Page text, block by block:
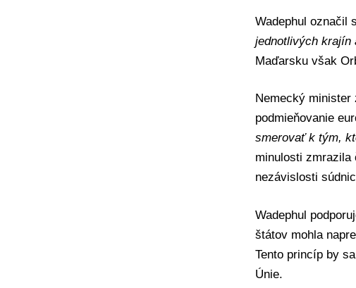
Wadephul označil
jednotlivých krajín
Maďarsku však
Nemecký minister
podmieňovanie
smerovať k tým,
minulosti zmrazila
nezávislosti
Wadephul
štátov mohla
Tento princíp by
Únie.